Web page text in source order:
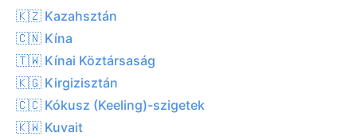
🇰🇿 Kazahsztán
🇨🇳 Kína
🇹🇼 Kínai Köztársaság
🇰🇬 Kirgizisztán
🇨🇨 Kókusz (Keeling)-szigetek
🇰🇼 Kuvait